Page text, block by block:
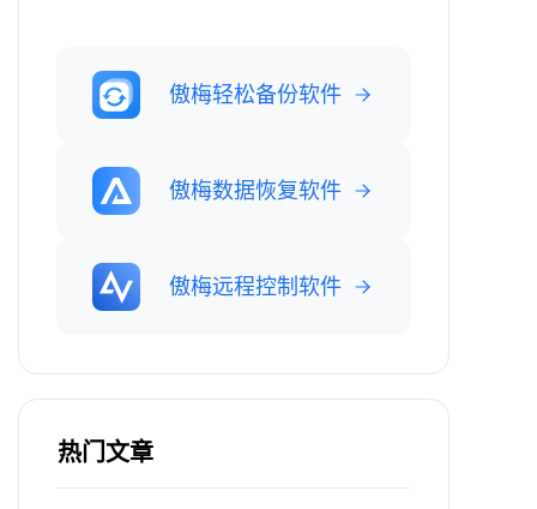
傲梅轻松备份软件
傲梅数据恢复软件
傲梅远程控制软件
热门文章